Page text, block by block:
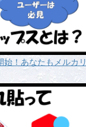
始！あなたもメルカリ